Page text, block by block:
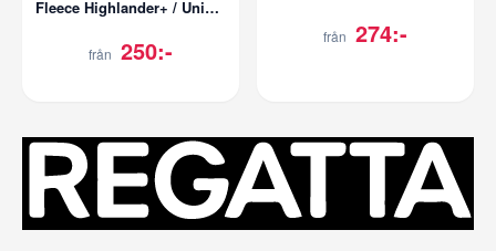
Fleece Highlander+ / Unisex
från 250:- från 274:-